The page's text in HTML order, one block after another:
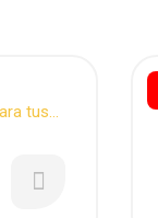
tus